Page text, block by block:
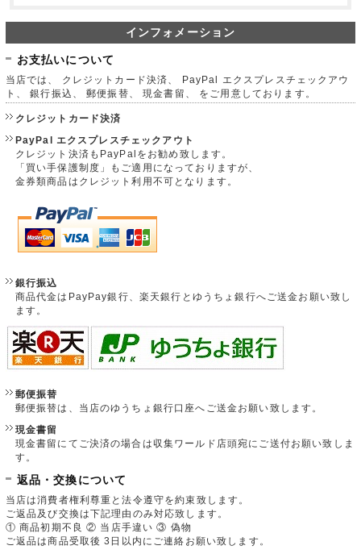
インフォメーション
お支払いについて
当店では、 クレジットカード決済、 PayPal エクスプレスチェックアウ
ト、 銀行振込、 郵便振替、 現金書留、 をご用意しております。
クレジットカード決済
PayPal エクスプレスチェックアウト
クレジット決済もPayPalをお勧め致します。
「買い手保護制度」もご適用になっておりますが、
金券類商品はクレジット利用不可となります。
銀行振込
商品代金はPayPay銀行、楽天銀行とゆうちょ銀行へご送金お願い致し
ます。
郵便振替
郵便振替は、当店のゆうちょ銀行口座へご送金お願い致します。
現金書留
現金書留にてご決済の場合は収集ワールド店頭宛にご送付お願い致しま
す。
返品・交換について
当店は消費者権利尊重と法令遵守を約束致します。
ご返品及び交換は下記理由のみ対応致します。
① 商品初期不良 ② 当店手違い ③ 偽物
ご返品は商品受取後 3日以内にご連絡お願い致します。